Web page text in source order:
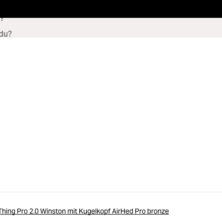
Pro 2.0 Winston mit Kugelkopf AirHed Pro bronze